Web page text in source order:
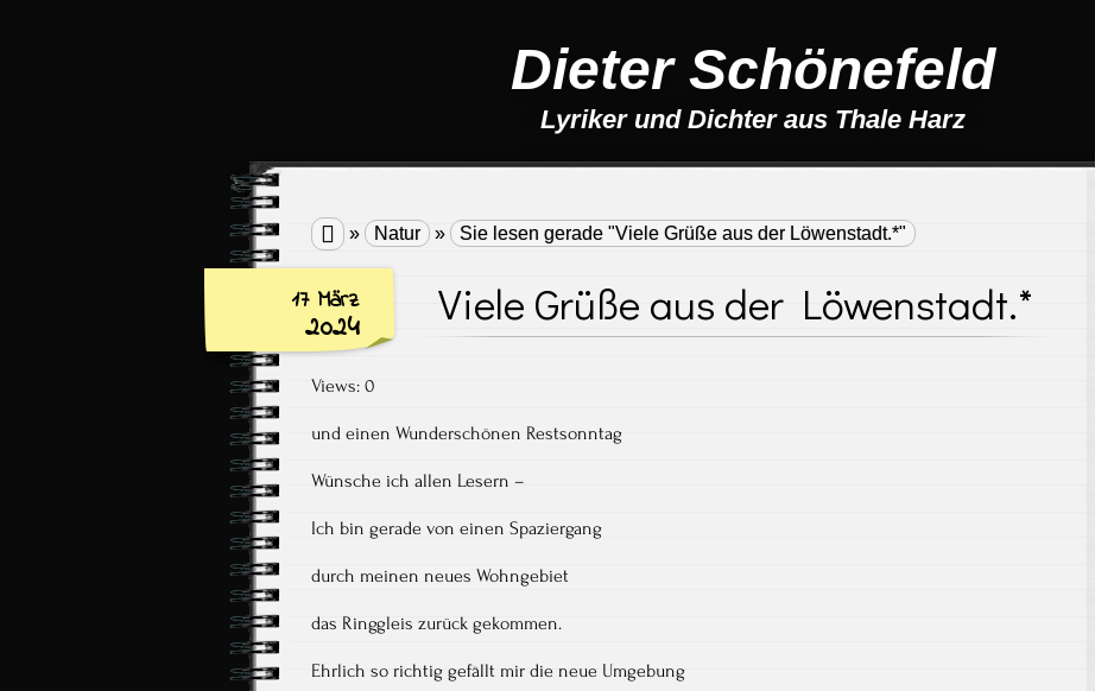
Dieter Schönefeld
Lyriker und Dichter aus Thale Harz
 » Natur » Sie lesen gerade "Viele Grüße aus der Löwenstadt.*"
17 März
2024 Viele Grüße aus der Löwenstadt.*
Views: 0
und einen Wunderschönen Restsonntag
Wünsche ich allen Lesern –
Ich bin gerade von einen Spaziergang
durch meinen neues Wohngebiet
das Ringgleis zurück gekommen.
Ehrlich so richtig gefällt mir die neue Umgebung